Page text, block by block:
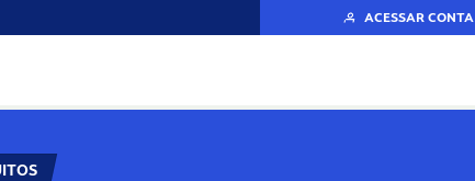
ACESSAR CONTA